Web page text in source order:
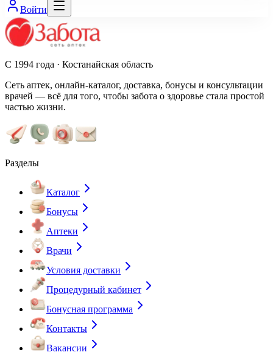
Войти
С 1994 года · Костанайская область
Сеть аптек, онлайн-каталог, доставка, бонусы и консультации
врачей — всё для того, чтобы забота о здоровье стала простой
частью жизни.
Разделы
Каталог
Бонусы
Аптеки
Врачи
Условия доставки
Процедурный кабинет
Бонусная программа
Контакты
Вакансии